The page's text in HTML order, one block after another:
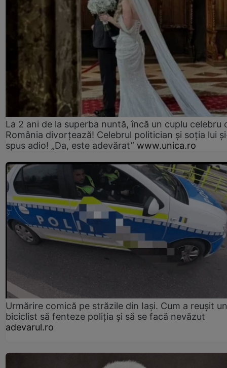
La 2 ani de la superba nuntă, încă un cuplu celebru
România divorțează! Celebrul politician și soția lui
spus adio! „Da, este adevărat” www.unica.ro
Urmărire comică pe străzile din Iași. Cum a reușit un
biciclist să fenteze poliția și să se facă nevăzut
adevarul.ro